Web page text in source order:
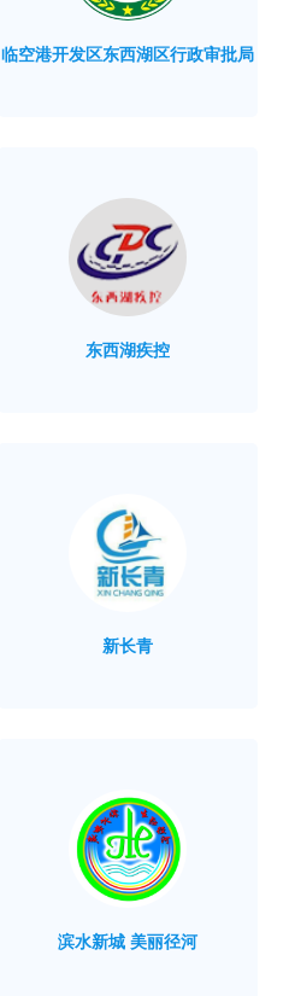
临空港开发区东西湖区行政审批局
东西湖疾控
新长青
滨水新城 美丽径河